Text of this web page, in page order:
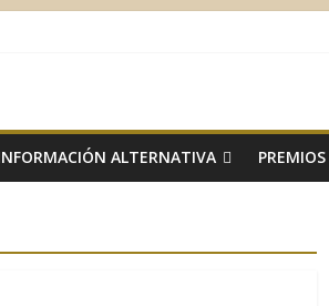
ALTERNATIVA PREMIOS